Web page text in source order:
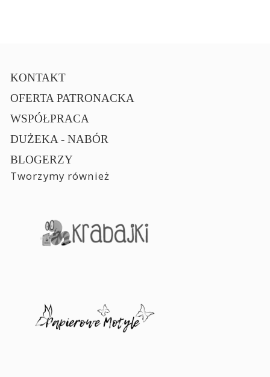
KONTAKT
OFERTA PATRONACKA
WSPÓŁPRACA
DUŻEKA - NABÓR
BLOGERZY
Tworzymy również